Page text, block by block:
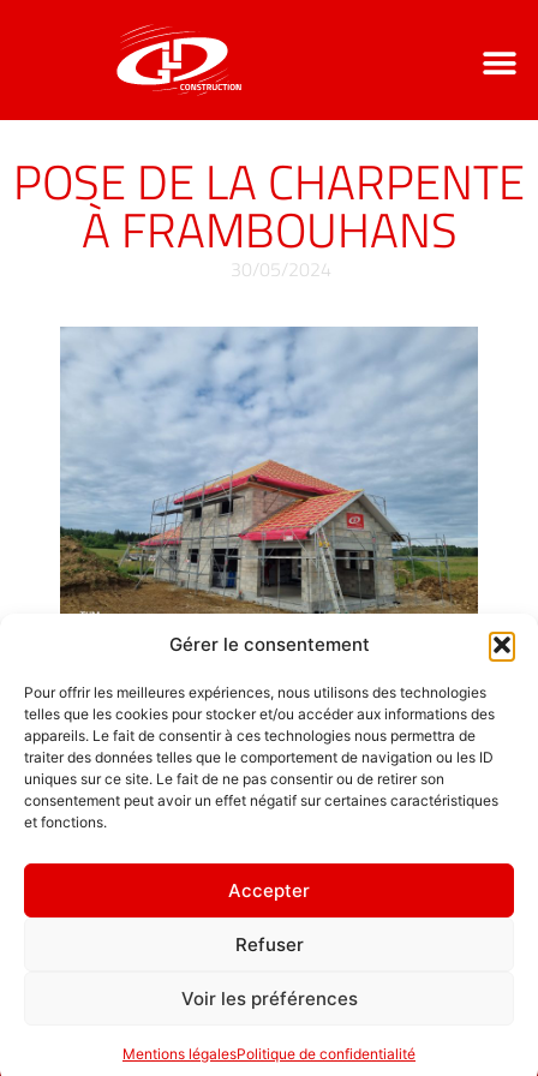
Gérer le consentement
Pour offrir les meilleures expériences, nous utilisons des technologies
telles que les cookies pour stocker et/ou accéder aux informations des
appareils. Le fait de consentir à ces technologies nous permettra de
traiter des données telles que le comportement de navigation ou les ID
uniques sur ce site. Le fait de ne pas consentir ou de retirer son
consentement peut avoir un effet négatif sur certaines caractéristiques
et fonctions.
Accepter
Refuser
Voir les préférences
Mentions légalesPolitique de confidentialité
POSE DE LA CHARPENTE
À FRAMBOUHANS
30/05/2024
Emplois
Contact / Accès
Mentions légales
habiter une
maison en L
qu'un château
hanté. "
Politique de
GDL Construction
6, Rue des
ZA La Croix de